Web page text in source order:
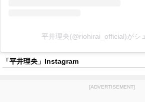
平井理央(@riohirai_official)がシ
「平井理央」Instagram
[ADVERTISEMENT]